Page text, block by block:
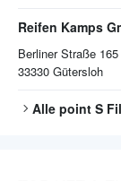
Reifen Kamps
Berliner Straße 165
33330 Gütersloh
Alle point S